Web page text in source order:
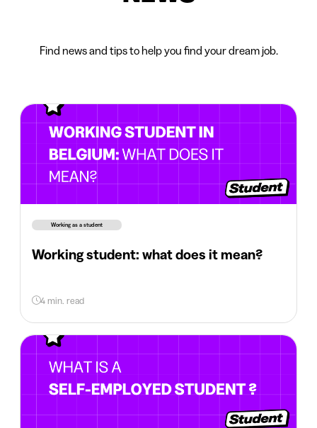
Find news and tips to help you find your dream job.
Working as a student
Working student: what does it mean?
4 min. read